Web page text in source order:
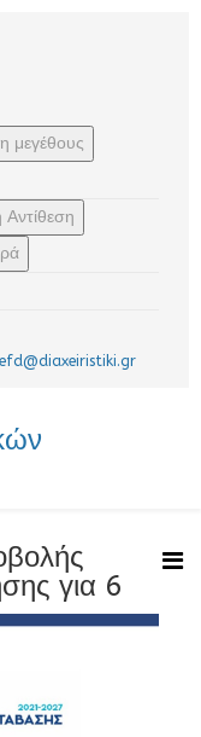
μεγέθους
Αντίθεση
efd@diaxeiristiki.gr
για 6